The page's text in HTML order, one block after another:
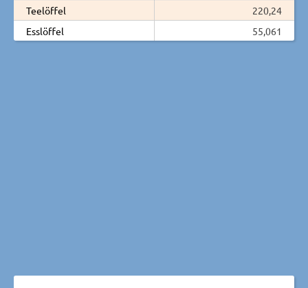
Teelöffel
220,24
Esslöffel
55,061